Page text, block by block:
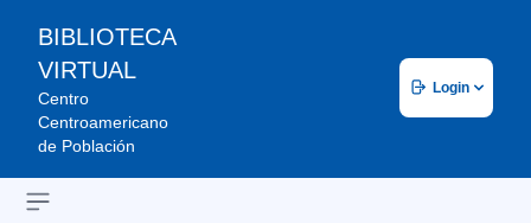
BIBLIOTECA
VIRTUAL
Centro
Centroamericano
de Población
Login
Open sidebar